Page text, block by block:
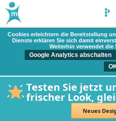
Cookies erleichtern die Bereitstellung
Dienste erklären Sie sich damit
Weiterhin verwendet die
Google Analytics abschalten
Testen Sie jetzt
frischer Look,
Neues